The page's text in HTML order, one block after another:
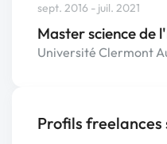
sept. 2016 - juil. 2021
Master science de
Université Clermont
Profils freelances